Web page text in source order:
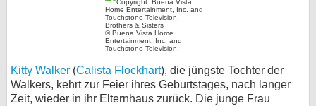
Brothers & Sisters
© Buena Vista Home
Entertainment, Inc. and
Touchstone Television.
Kitty Walker (Calista Flockhart), die jüngste Tochter der
Walkers, kehrt zur Feier ihres Geburtstages, nach langer
Zeit, wieder in ihr Elternhaus zurück. Die junge Frau
Desktop-Ansicht
myFanbase